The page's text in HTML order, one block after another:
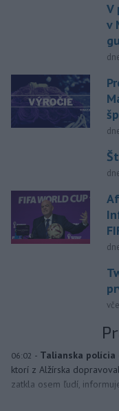
V
v
06:02 - Talianska polícia
ktorí z Alžírska
zatkla osem ľudí,